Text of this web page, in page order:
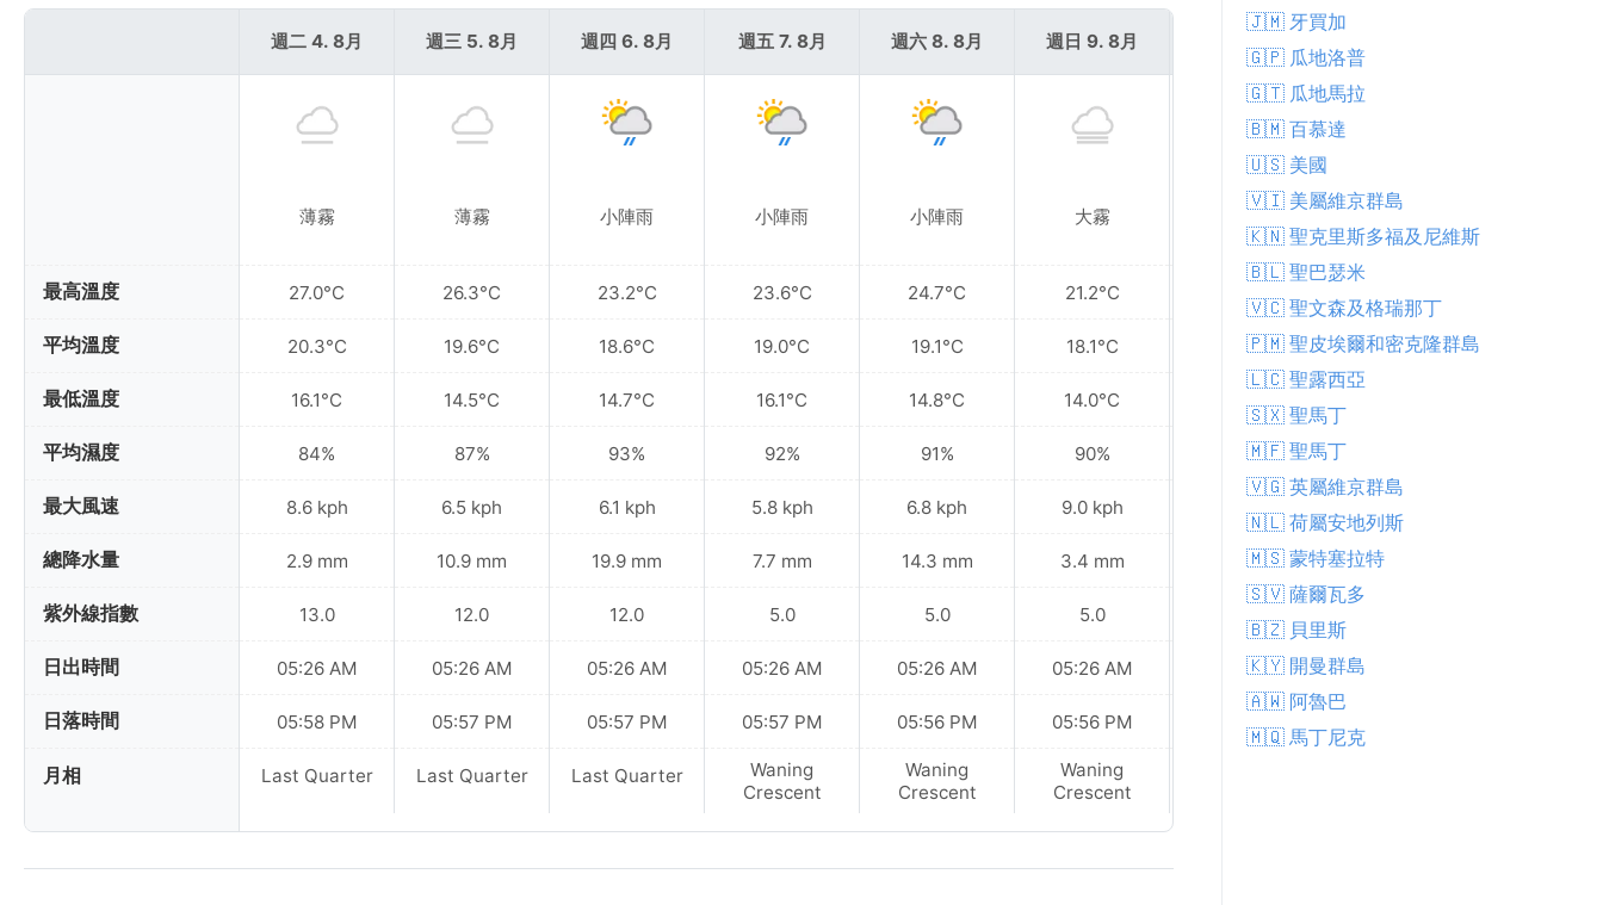
最高溫度
平均溫度
最低溫度
平均濕度
最大風速
總降水量
紫外線指數
日出時間
日落時間
月相
週二 4. 8月
薄霧
27.0°C
20.3°C
16.1°C
84%
8.6 kph
2.9 mm
13.0
05:26 AM
05:58 PM
Last Quarter
週三 5. 8月
薄霧
26.3°C
19.6°C
14.5°C
87%
6.5 kph
10.9 mm
12.0
05:26 AM
05:57 PM
Last Quarter
週四 6. 8月
小陣雨
23.2°C
18.6°C
14.7°C
93%
6.1 kph
19.9 mm
12.0
05:26 AM
05:57 PM
Last Quarter
週五 7. 8月
小陣雨
23.6°C
19.0°C
16.1°C
92%
5.8 kph
7.7 mm
5.0
05:26 AM
05:57 PM
Waning
Crescent
週六 8. 8月
小陣雨
24.7°C
19.1°C
14.8°C
91%
6.8 kph
14.3 mm
5.0
05:26 AM
05:56 PM
Waning
Crescent
週日 9. 8月
大霧
21.2°C
18.1°C
14.0°C
90%
9.0 kph
3.4 mm
5.0
05:26 AM
05:56 PM
Waning
Crescent
小陣雨
17.8°C
86%
9.6 mm
05:26 AM
🇯🇲 牙買加
🇬🇵 瓜地洛普
🇬🇹 瓜地馬拉
🇧🇲 百慕達
🇺🇸 美國
🇻🇮 美屬維京群島
🇰🇳 聖克里斯多福及尼維斯
🇧🇱 聖巴瑟米
🇻🇨 聖文森及格瑞那丁
🇵🇲 聖皮埃爾和密克隆群島
🇱🇨 聖露西亞
🇸🇽 聖馬丁
🇲🇫 聖馬丁
🇻🇬 英屬維京群島
🇳🇱 荷屬安地列斯
🇲🇸 蒙特塞拉特
🇸🇻 薩爾瓦多
🇧🇿 貝里斯
🇰🇾 開曼群島
🇦🇼 阿魯巴
🇲🇶 馬丁尼克